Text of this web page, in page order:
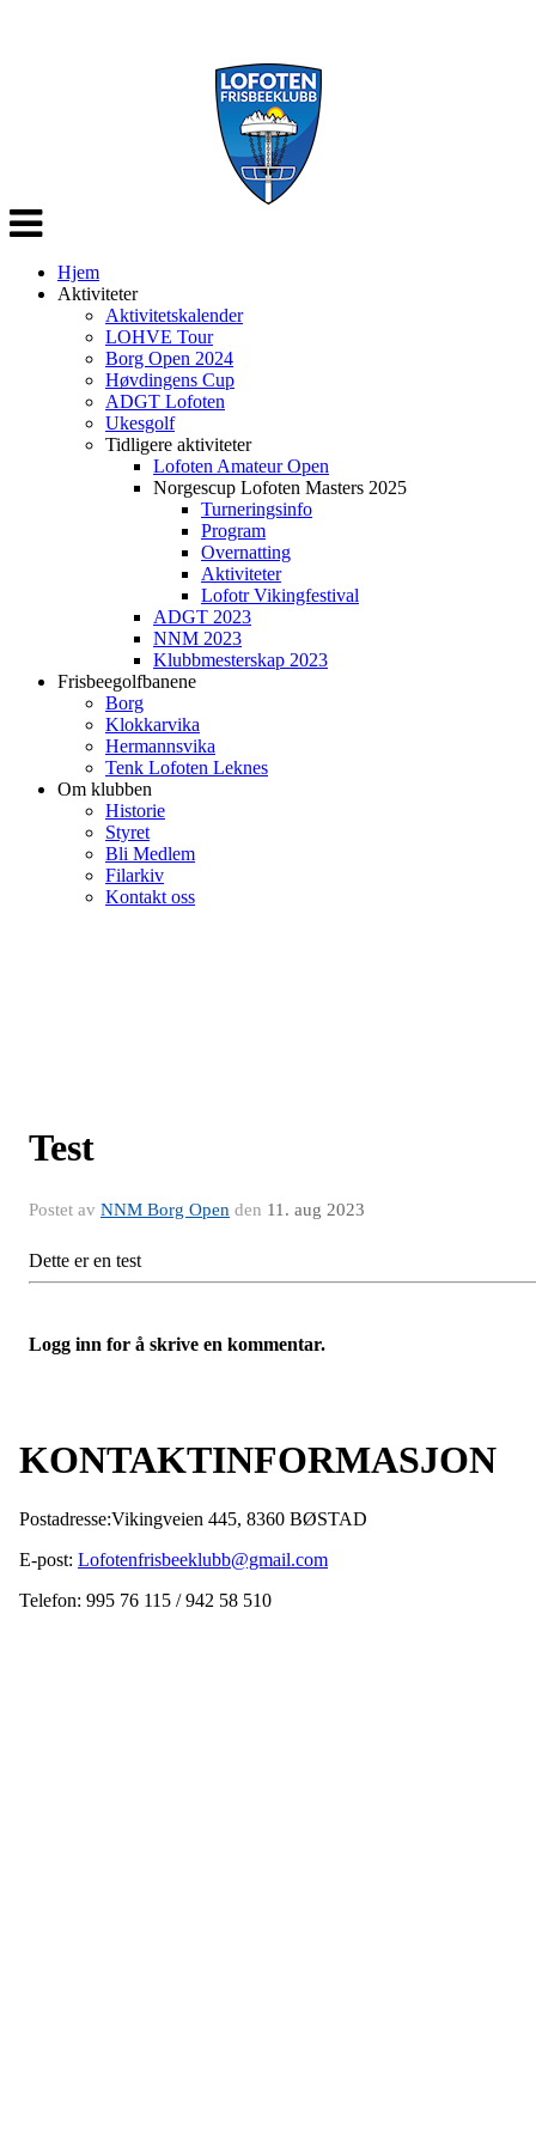
Veksle
navigasjon
Hjem
Aktiviteter
Aktivitetskalender
LOHVE Tour
Borg Open 2024
Høvdingens Cup
ADGT Lofoten
Ukesgolf
Tidligere aktiviteter
Lofoten Amateur Open
Norgescup Lofoten Masters 2025
Turneringsinfo
Program
Overnatting
Aktiviteter
Lofotr Vikingfestival
ADGT 2023
NNM 2023
Klubbmesterskap 2023
Frisbeegolfbanene
Borg
Klokkarvika
Hermannsvika
Tenk Lofoten Leknes
Om klubben
Historie
Styret
Bli Medlem
Filarkiv
Kontakt oss
Test
Postet av NNM Borg Open den 11. aug 2023
Dette er en test
Logg inn for å skrive en kommentar.
KONTAKTINFORMASJON
Postadresse:Vikingveien 445, 8360 BØSTAD
E-post: Lofotenfrisbeeklubb@gmail.com
Telefon: 995 76 115 / 942 58 510